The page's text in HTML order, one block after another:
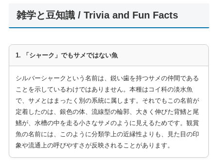
雑学と豆知識 / Trivia and Fun Facts
1. 「シャーク」でもサメではない魚
シルバーシャークという名前は、鋭い歯を持つサメの仲間である
ことを示しているわけではありません。本種はコイ科の淡水魚
で、サメとはまったく別の系統に属します。それでもこの名前が
定着したのは、銀色の体、流線型の輪郭、大きく伸びた背鰭と尾
鰭が、水槽の中を走る小さなサメのように見えるためです。観賞
魚の名前には、このように分類学上の近縁性よりも、見た目の印
象や流通上の呼びやすさが反映されることがあります。